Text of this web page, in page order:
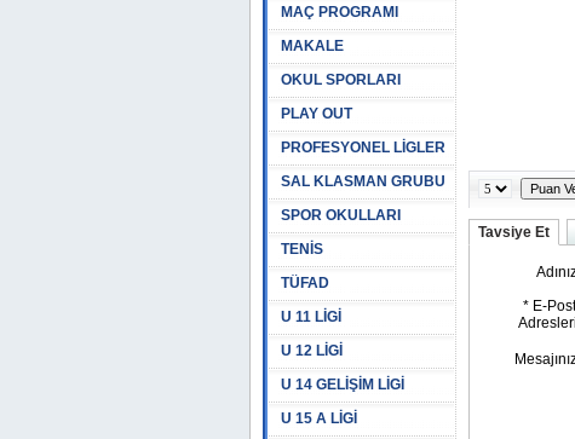
MAÇ PROGRAMI
MAKALE
OKUL SPORLARI
PLAY OUT
PROFESYONEL LİGLER
SAL KLASMAN GRUBU
SPOR OKULLARI
TENİS
TÜFAD
U 11 LİGİ
U 12 LİGİ
U 14 GELİŞİM LİGİ
U 15 A LİGİ
Tavsiye Et